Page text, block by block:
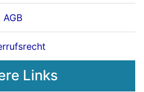
AGB
Links